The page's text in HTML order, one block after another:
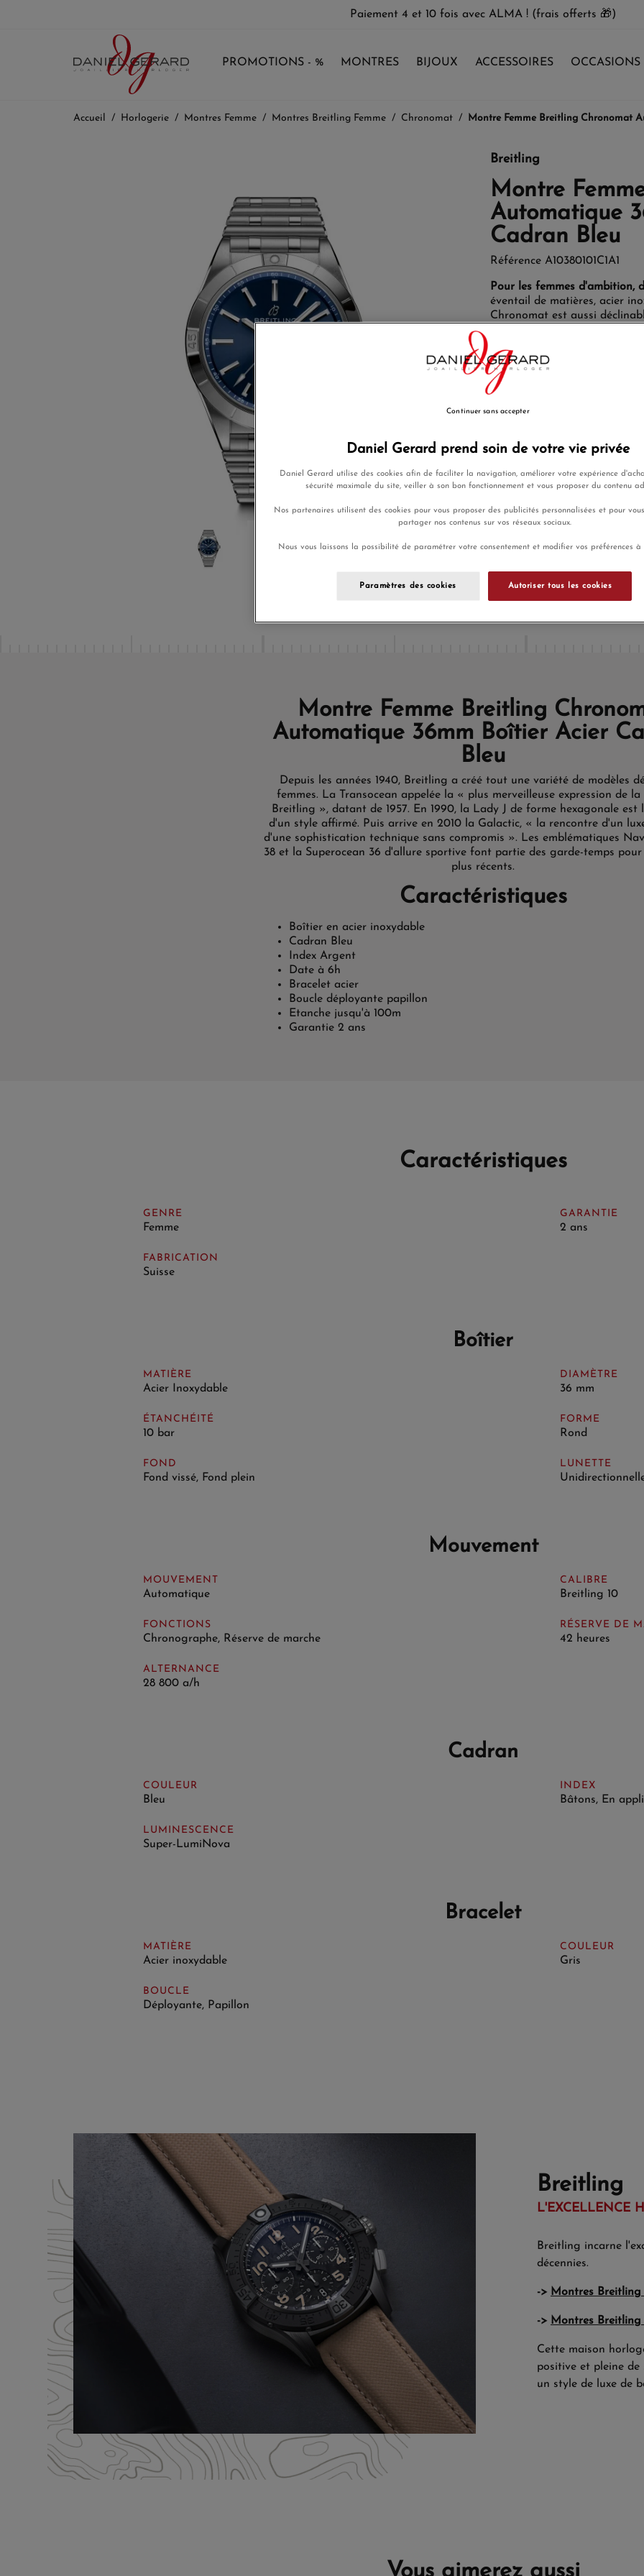
Paiement 4 et 10 fois avec ALMA ! (frais offerts 🎁)
PROMOTIONS - % MONTRES BIJOUX ACCESSOIRES OCCASIONS
Accueil Horlogerie Montres Femme Montres Breitling Femme Chronomat Montre Femme Breitling Chronomat
Breitling
Montre
Automatique
Cadran Bleu
Référence A10380101C1A1
Pour les femmes d'ambition,
éventail de matières, acier
Chronomat est aussi
EN SAVOIR PLUS
5 600,00 €
Envoi sous
Livraison
Payez en 4x
ou 10x sans
Montre Femme Breitling
Automatique 36mm Boîtier Acier
Bleu
Depuis les années 1940, Breitling a créé tout une variété de modèles
femmes. La Transocean appelée la « plus merveilleuse expression de la
Breitling », datant de 1957. En 1990, la Lady J de forme hexagonale est
d'un style affirmé. Puis arrive en 2010 la Galactic, « la rencontre d'un
d'une sophistication technique sans compromis ». Les emblématiques
38 et la Superocean 36 d'allure sportive font partie des garde-temps pour
plus récents.
Caractéristiques
Boîtier en acier inoxydable
Cadran Bleu
Index Argent
Date à 6h
Bracelet acier
Boucle déployante papillon
Etanche jusqu'à 100m
Garantie 2 ans
Caractéristiques
GENRE
Femme
GARANTIE
2 ans
FABRICATION
Suisse
Boîtier
MATIÈRE
Acier Inoxydable
DIAMÈTRE
36 mm
ÉTANCHÉITÉ
10 bar
FORME
Rond
FOND
Fond vissé, Fond plein
LUNETTE
Mouvement
MOUVEMENT
Automatique
CALIBRE
Breitling 10
FONCTIONS
Chronographe, Réserve de marche
RÉSERVE DE
42 heures
ALTERNANCE
28 800 a/h
Cadran
COULEUR
Bleu
INDEX
Bâtons, En
LUMINESCENCE
Super-LumiNova
Bracelet
MATIÈRE
Acier inoxydable
COULEUR
Gris
BOUCLE
Déployante, Papillon
Breitling
L'EXCELLENCE
Breitling incarne
décennies.
-> Montres Breitling
-> Montres Breitling
Cette maison
positive et pleine de
un style de luxe de
Daniel Gerard prend soin de votre vie privée
Daniel Gerard utilise des cookies afin de faciliter la navigation, améliorer votre expérience
sécurité maximale du site, veiller à son bon fonctionnement et vous proposer du contenu
Nos partenaires utilisent des cookies pour vous proposer des publicités personnalisées et pour
partager nos contenus sur vos réseaux sociaux.
Nous vous laissons la possibilité de paramétrer votre consentement et modifier vos préférences à
Paramètres des cookies Autoriser tous les cookies
Continuer sans accepter